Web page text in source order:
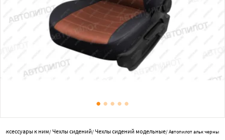
аксессуары к ним/Чехлы сидений/Чехлы сидений модельные/Автопилот альк